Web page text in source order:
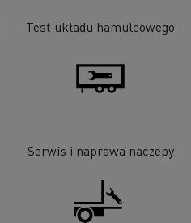
Test układu hamulcowego
Serwis i naprawa naczepy